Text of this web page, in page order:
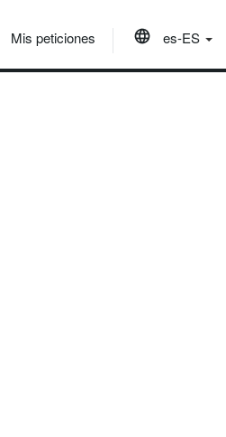
Mis peticiones es-ES